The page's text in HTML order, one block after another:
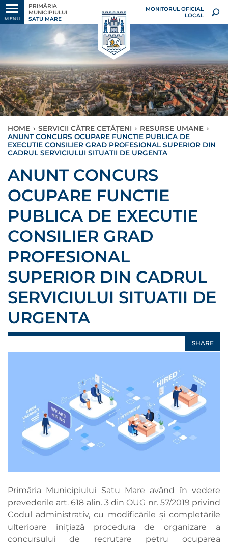
MENU
PRIMĂRIA
MUNICIPIULUI
SATU MARE
MONITORUL OFICIAL
LOCAL
HOME › SERVICII CĂTRE CETĂȚENI › RESURSE UMANE ›
ANUNT CONCURS OCUPARE FUNCTIE PUBLICA DE
EXECUTIE CONSILIER GRAD PROFESIONAL SUPERIOR DIN
CADRUL SERVICIULUI SITUATII DE URGENTA
ANUNT CONCURS
OCUPARE FUNCTIE
PUBLICA DE EXECUTIE
CONSILIER GRAD
PROFESIONAL
SUPERIOR DIN CADRUL
SERVICIULUI SITUATII DE
URGENTA
SHARE
Primăria Municipiului Satu Mare având în vedere
prevederile art. 618 alin. 3 din OUG nr. 57/2019 privind
Codul administrativ, cu modificările și completările
ulterioare inițiază procedura de organizare a
concursului de recrutare petru ocuparea